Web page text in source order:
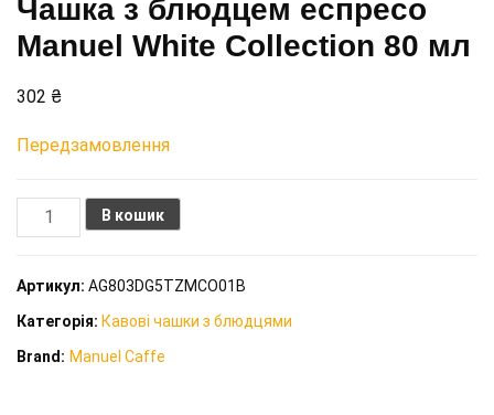
Чашка з блюдцем еспресо
Manuel White Collection 80 мл
302 ₴
Передзамовлення
Чашка
з
White
В кошик
Артикул: AG803DG5TZMCO01B
Категорія: Кавові чашки з блюдцями
Brand: Manuel Caffe